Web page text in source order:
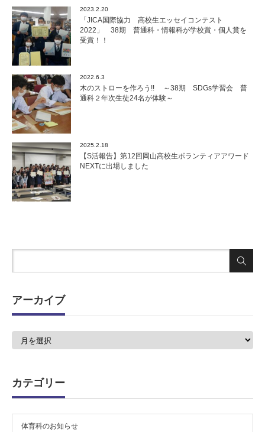
2023.2.20
「JICA国際協力 高校生エッセイコンテスト
2022」 38期 普通科・情報科が学校賞・個人賞を
受賞！！
2022.6.3
木のストローを作ろう!! ～38期 SDGs学習会 普
通科２年次生徒24名が体験～
2025.2.18
【S活報告】第12回岡山高校生ボランティアアワード
NEXTに出場しました
アーカイブ
カテゴリー
体育科のお知らせ